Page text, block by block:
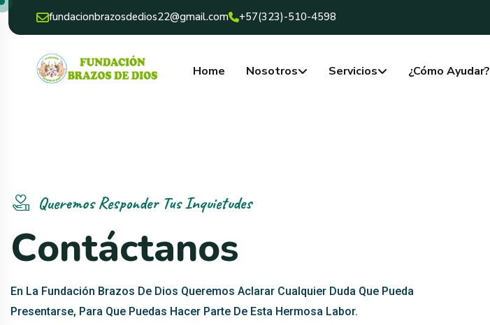
fundacionbrazosdedios22@gmail.com +57(323)-510-4598
Home Nosotros Servicios ¿Cómo Ayudar?
Queremos Responder Tus Inquietudes
Contáctanos
En La Fundación Brazos De Dios Queremos Aclarar Cualquier Duda Que Pueda
Presentarse, Para Que Puedas Hacer Parte De Esta Hermosa Labor.